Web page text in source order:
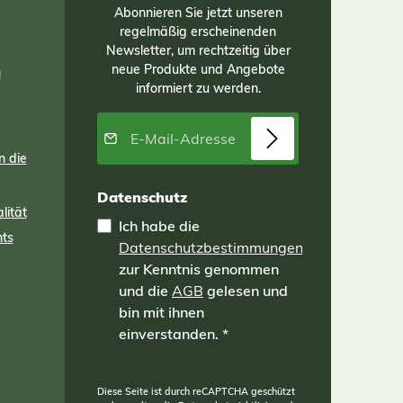
die
Abonnieren Sie jetzt unseren
regelmäßig erscheinenden
Newsletter, um rechtzeitig über
neue Produkte und Angebote
informiert zu werden.
E-Mail-Adresse*
Datenschutz
Ich habe die
Datenschutzbestimmungen
zur Kenntnis genommen
und die AGB gelesen und
bin mit ihnen
einverstanden. *
Diese Seite ist durch reCAPTCHA geschützt